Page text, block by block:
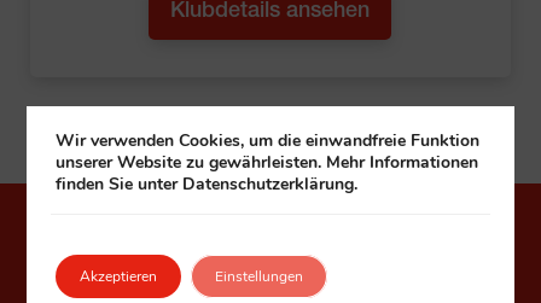
Klubdetails ansehen
Alle Seiten im Überblick
Wir verwenden Cookies, um die einwandfreie Funktion
unserer Website zu gewährleisten. Mehr Informationen
finden Sie unter Datenschutzerklärung.
Akzeptieren Einstellungen